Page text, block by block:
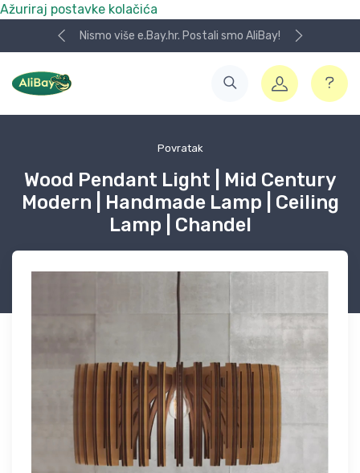
Ažuriraj postavke kolačića
Nismo više e.Bay.hr. Postali smo AliBay!
Povratak
Wood Pendant Light | Mid Century
Modern | Handmade Lamp | Ceiling
Lamp | Chandel